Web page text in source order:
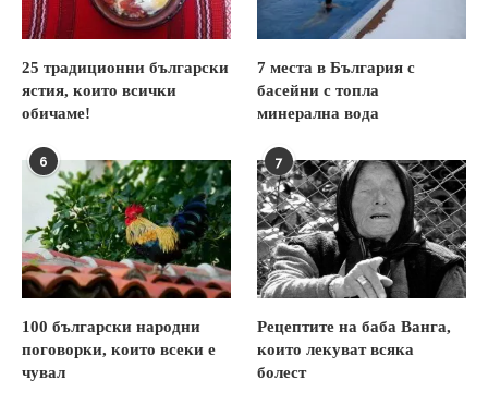
25 традиционни български
ястия, които всички
обичаме!
7 места в България с
басейни с топла
минерална вода
6
100 български народни
поговорки, които всеки е
чувал
7
Рецептите на баба Ванга,
които лекуват всяка
болест